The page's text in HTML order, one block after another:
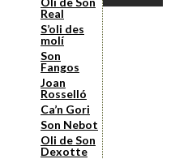
Real
S’oli des
molí
Son
Fangos
Joan
Rosselló
Ca’n Gori
Son Nebot
Oli de Son
Dexotte